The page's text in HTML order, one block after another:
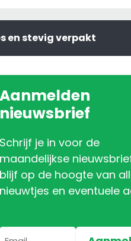
en stevig verpakt
Aanmelden
nieuwsbrief
Schrijf je in voor de
maandelijkse
blijf op de hoogte van
nieuwtjes en eventuele